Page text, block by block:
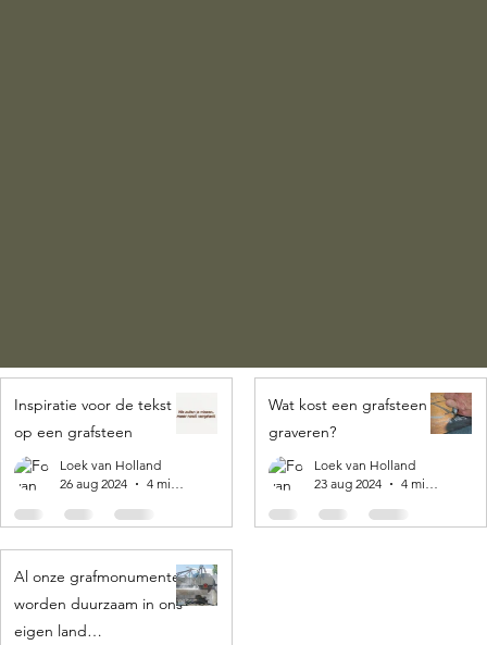
Inspiratie voor de tekst
op een grafsteen
Loek van Holland
26 aug 2024
4 minuten om te lezen
Wat kost een grafsteen
graveren?
Loek van Holland
23 aug 2024
4 minuten om te lezen
Al onze grafmonumenten
worden duurzaam in ons
eigen land